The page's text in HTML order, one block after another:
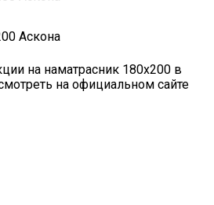
на наматрасник 180х200 в
на официальном сайте